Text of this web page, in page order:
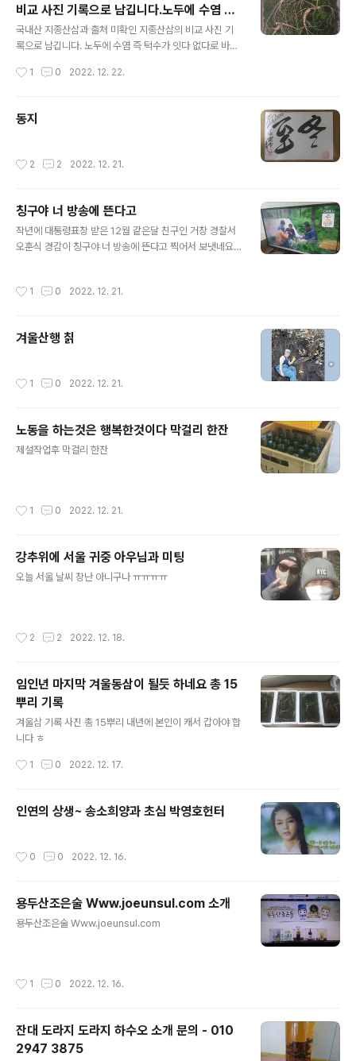
비교 사진 기록으로 남깁니다.노두에 수염 즉
턱수가 잇다 없다로 바로 확인 됩니다
국내산 지종산삼과 출처 미확인 지종산삼의 비교 사진 기
록으로 남깁니다. 노두에 수염 즉 턱수가 잇다 없다로 바로
1 0 2022. 12. 22.
동지
2 2 2022. 12. 21.
칭구야 너 방송에 뜬다고
작년에 대통령표창 받은 12월 같은달 친구인 거창 경찰서
오훈식 경감이 칭구야 너 방송에 뜬다고 찍어서 보냇네요
다니는구나 ㅎㅎㅎ 페친님들 좋은밤 되세요
1 0 2022. 12. 21.
겨울산행 칡
1 0 2022. 12. 21.
노동을 하는것은 행복한것이다 막걸리 한잔
제설작업후 막걸리 한잔
1 0 2022. 12. 21.
강추위에 서울 귀중 아우님과 미팅
오늘 서울 날씨 장난 아니구나 ㅠㅠㅠㅠ
2 2 2022. 12. 18.
임인년 마지막 겨울동삼이 될듯 하네요 총 15
뿌리 기록
겨울삼 기록 사진 총 15뿌리 내년에 본인이 캐서 갑아야 합
니다 ㅎ
1 0 2022. 12. 17.
인연의 상생~ 송소희양과 초심 박영호헌터
0 0 2022. 12. 16.
용두산조은술 Www.joeunsul.com 소개
용두산조은술 Www.joeunsul.com
1 0 2022. 12. 16.
잔대 도라지 도라지 하수오 소개 문의 - 010
2947 3875